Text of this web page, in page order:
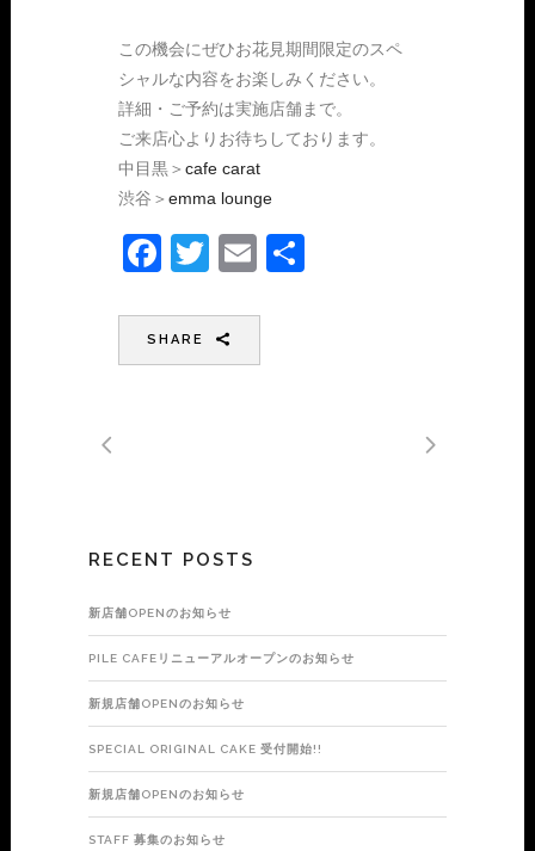
この機会にぜひお花見期間限定のスペ
シャルな内容をお楽しみください。
詳細・ご予約は実施店舗まで。
ご来店心よりお待ちしております。
中目黒＞ cafe carat
渋谷＞ emma lounge
Facebook
TwitterEmail
SHARE
RECENT POSTS
新店舗OPENのお知らせ
PILE CAFEリニューアルオープンのお知らせ
新規店舗OPENのお知らせ
SPECIAL ORIGINAL CAKE 受付開始!!
新規店舗OPENのお知らせ
STAFF 募集のお知らせ